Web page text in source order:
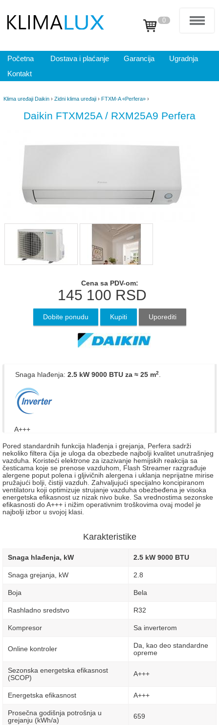
0
Početna Dostava i plaćanje Garancija
Ugradnja
Kontakt
Klima uređaji Daikin › Zidni klima uređaji › FTXM-A «Perfera» ›
Daikin FTXM25A / RXM25A9 Perfera
Cena sa PDV-om:
145 100 RSD
Dobite ponudu Kupiti Uporediti
Snaga hlađenja: 2.5 kW 9000 BTU za ≈ 25 m2.
A+++
Pored standardnih funkcija hlađenja i grejanja, Perfera sadrži
nekoliko filtera čija je uloga da obezbede najbolji kvalitet unutrašnjeg
vazduha. Koristeći elektrone za izazivanje hemijskih reakcija sa
česticama koje se prenose vazduhom, Flash Streamer razgrađuje
alergene poput polena i gljivičnih alergena i uklanja neprijatne mirise
pružajući bolji, čistiji vazduh. Zahvaljujući specijalno koncipiranom
ventilatoru koji optimizuje strujanje vazduha obezbeđena je visoka
energetska efikasnost uz nizak nivo buke. Sa vrednostima sezonske
efikasnosti do A+++ i nižim operativnim troškovima ovaj model je
najbolji izbor u svojoj klasi.
Karakteristike
Snaga hlađenja, kW 2.5 kW 9000 BTU
Snaga grejanja, kW 2.8
Boja Bela
Rashladno sredstvo R32
Kompresor Sa inverterom
Online kontroler
Da, kao deo standardne
opreme
Sezonska energetska efikasnost
(SCOP)
A+++
Energetska efikasnost A+++
Prosečna godišnja potrošnja u
grejanju (kWh/a)
659